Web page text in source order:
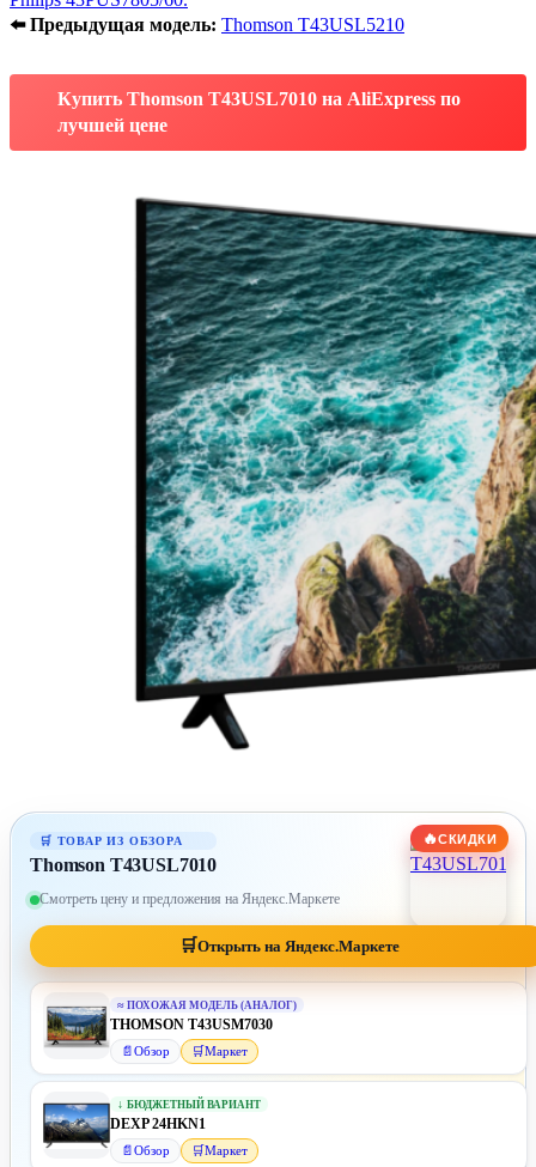
⬅️ Предыдущая модель: Thomson T43USL5210
Купить Thomson T43USL7010 на AliExpress по
лучшей цене
🔥СКИДКИ
Thomson T43USL7010
Смотреть цену и предложения на Яндекс.Маркете
🛒Открыть на Яндекс.Маркете
≈ ПОХОЖАЯ МОДЕЛЬ (АНАЛОГ)
THOMSON T43USM7030
📄 Обзор 🛒Маркет
↓ БЮДЖЕТНЫЙ ВАРИАНТ
DEXP 24HKN1
📄 Обзор 🛒Маркет